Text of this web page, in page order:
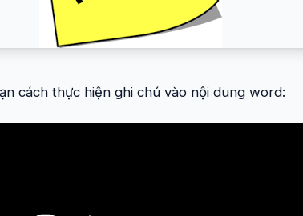
cách thực hiện ghi chú vào nội dung word: